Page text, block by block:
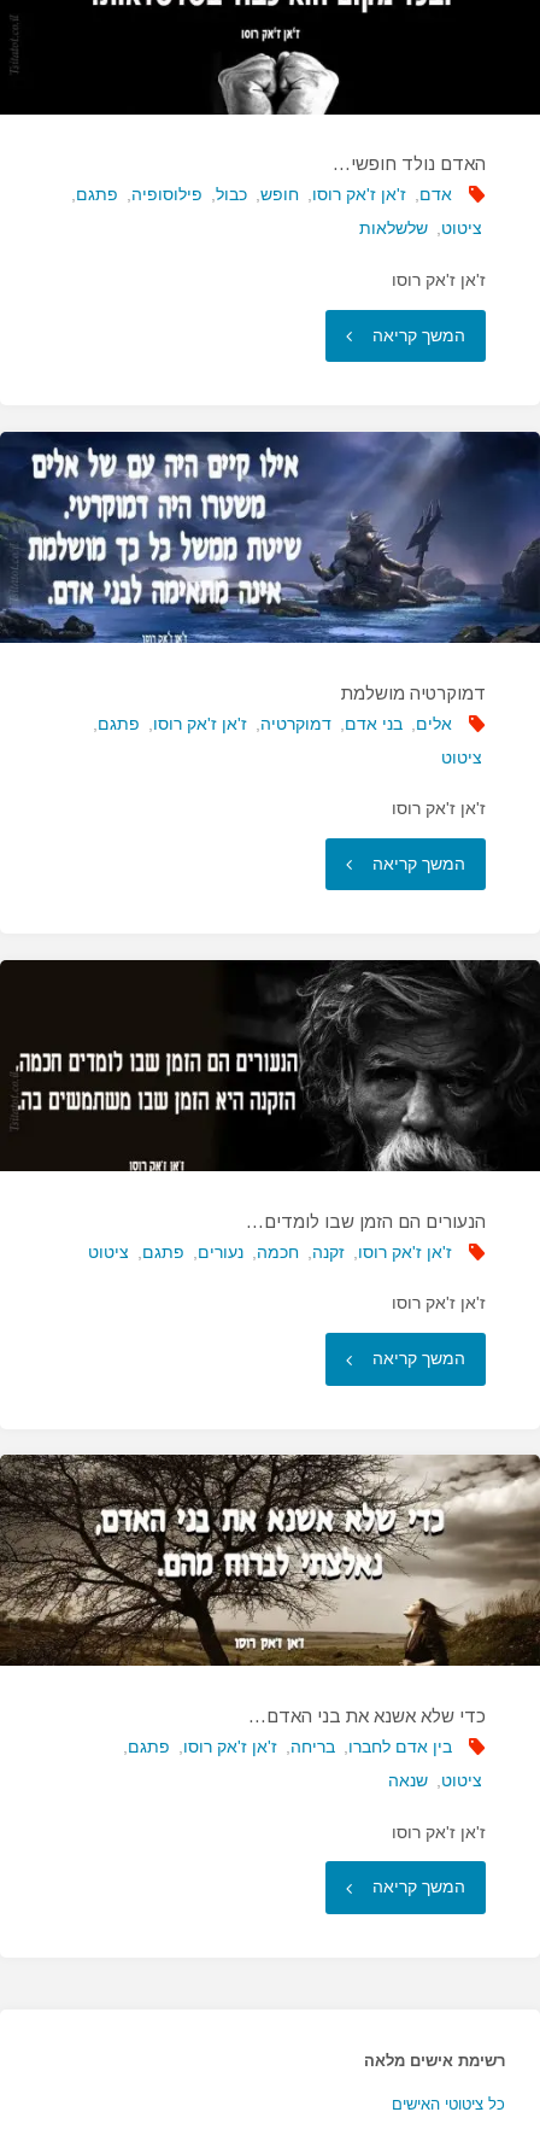
האדם נולד חופשי…
אדם, ז'אן ז'אק רוסו, חופש, כבול, פילוסופיה, פתגם,
ציטוט, שלשלאות
ז'אן ז'אק רוסו
המשך קריאה "האדם
חופשי…"
דמוקרטיה מושלמת
אלים בני אדם דמוקרטיה ז'אן ז'אק רוסו פתגם
ציטוט
ז'אן ז'אק רוסו
המשך קריאה "דמוקרטיה
הנעורים הם הזמן שבו לומדים…
ז'אן ז'אק רוסו זקנה חכמה נעורים פתגם ציטוט
ז'אן ז'אק רוסו
המשך קריאה "הנעורים
הזמן
שבו
לומדים…"
כדי שלא אשנא את בני האדם…
בין אדם לחברו בריחה ז'אן ז'אק רוסו פתגם
ציטוט
שנאה
ז'אן ז'אק רוסו
המשך קריאה "כדי
רשימת אישים מלאה
כל ציטוטי האישים